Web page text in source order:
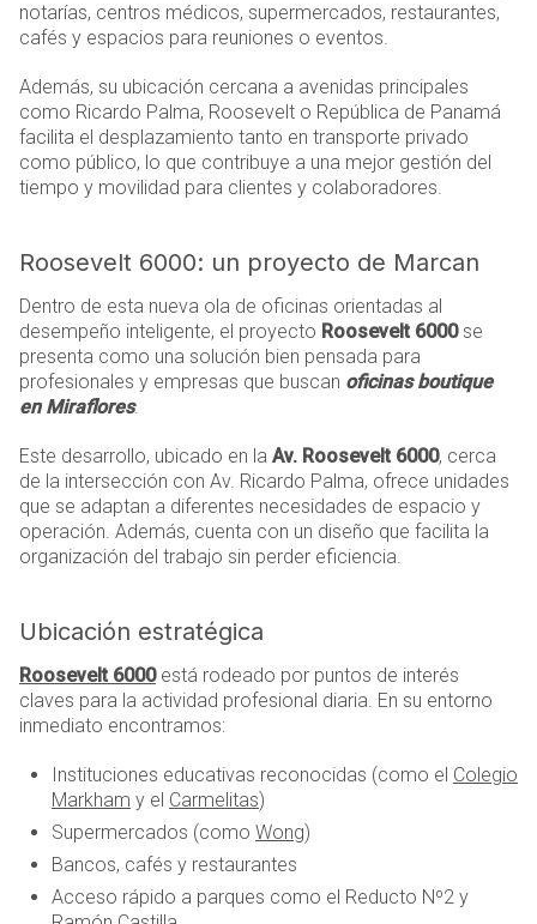
notarías, centros médicos, supermercados, restaurantes,
cafés y espacios para reuniones o eventos.
Además, su ubicación cercana a avenidas principales
como Ricardo Palma, Roosevelt o República de Panamá
facilita el desplazamiento tanto en transporte privado
como público, lo que contribuye a una mejor gestión del
tiempo y movilidad para clientes y colaboradores.
Roosevelt 6000: un proyecto de Marcan
Dentro de esta nueva ola de oficinas orientadas al
desempeño inteligente, el proyecto Roosevelt 6000se
presenta como una solución bien pensada para
profesionales y empresas que buscan oficinas boutique
en Miraflores.
Este desarrollo, ubicado en la Av. Roosevelt 6000, cerca
de la intersección con Av. Ricardo Palma, ofrece unidades
que se adaptan a diferentes necesidades de espacio y
operación. Además, cuenta con un diseño que facilita la
organización del trabajo sin perder eficiencia.
Ubicación estratégica
Roosevelt 6000está rodeado por puntos de interés
claves para la actividad profesional diaria. En su entorno
inmediato encontramos:
Instituciones educativas reconocidas (como el Colegio
Markham y el Carmelitas)
Supermercados (como Wong)
Bancos, cafés y restaurantes
Acceso rápido a parques como el Reducto Nº2 y